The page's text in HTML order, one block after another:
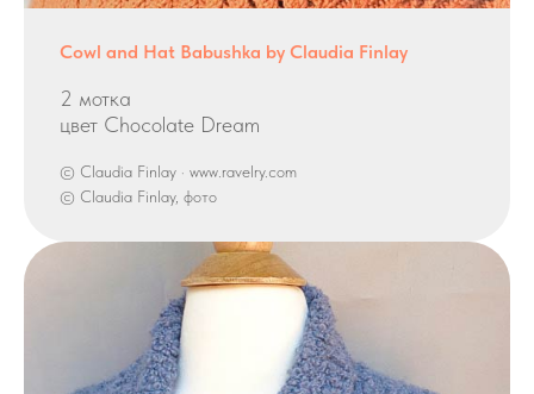
Cowl and Hat Babushka by Claudia Finlay
2 мотка
цвет Chocolate Dream
© Claudia Finlay · www.ravelry.com
© Claudia Finlay, фото